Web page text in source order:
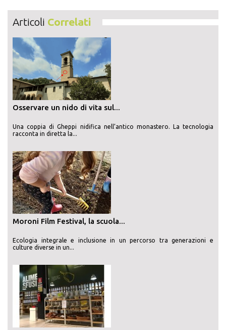
Articoli Correlati
Osservare un nido di vita sul...
Una coppia di Gheppi nidifica nell’antico monastero. La tecnologia
racconta in diretta la...
Moroni Film Festival, la scuola...
Ecologia integrale e inclusione in un percorso tra generazioni e
culture diverse in un...